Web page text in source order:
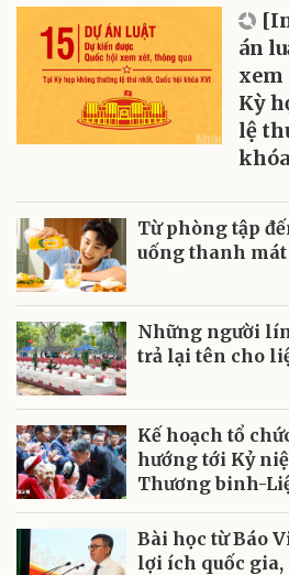
án
xem
Kỳ
lệ
Từ phòng tập
uống thanh
Những người
trả lại tên cho
Kế hoạch tổ
hướng tới Kỷ
Thương binh-
Bài học từ Báo
lợi ích quốc gia,